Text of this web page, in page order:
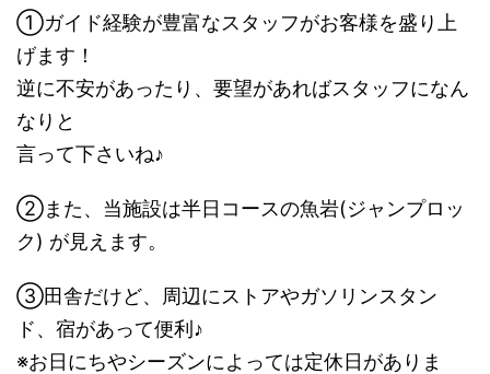
①ガイド経験が豊富なスタッフがお客様を盛り上
げます！
逆に不安があったり、要望があればスタッフになん
なりと
言って下さいね♪
②また、当施設は半日コースの魚岩(ジャンプロッ
ク) が見えます。
③田舎だけど、周辺にストアやガソリンスタン
ド、宿があって便利♪
※お日にちやシーズンによっては定休日がありま